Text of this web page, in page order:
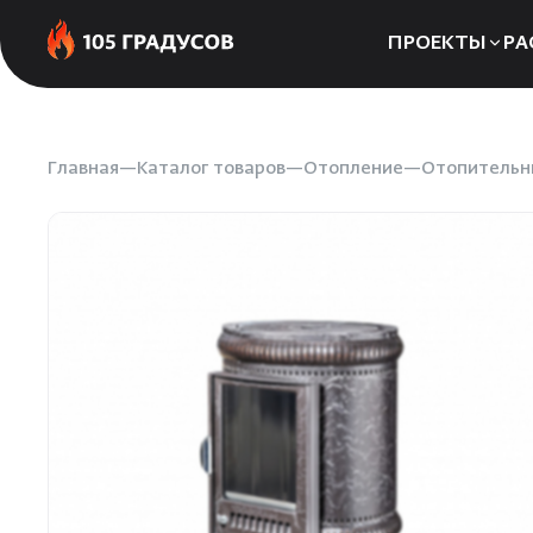
ПРОЕКТЫ
Главная Каталог товаров Отопление